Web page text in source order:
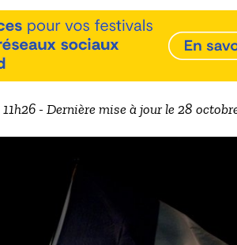
- Dernière mise à jour le 28